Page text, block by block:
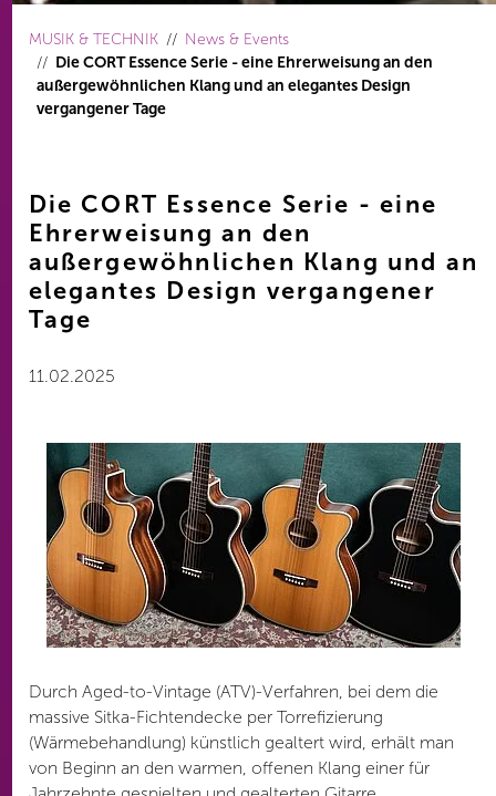
MUSIK & TECHNIK
News & Events
Die CORT Essence Serie - eine Ehrerweisung an den
außergewöhnlichen Klang und an elegantes Design
vergangener Tage
Die CORT Essence Serie - eine
Ehrerweisung an den
außergewöhnlichen Klang und an
elegantes Design vergangener
Tage
11.02.2025
Durch Aged-to-Vintage (ATV)-Verfahren, bei dem die
massive Sitka-Fichtendecke per Torrefizierung
(Wärmebehandlung) künstlich gealtert wird, erhält man
von Beginn an den warmen, offenen Klang einer für